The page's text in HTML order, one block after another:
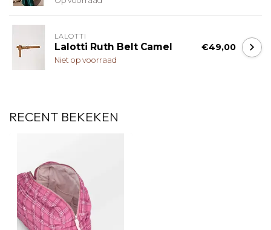
LALOTTI
Lalotti Ruth Belt Camel
Niet op voorraad
€49,00
RECENT BEKEKEN